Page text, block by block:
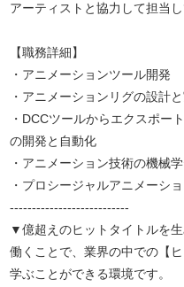
アーティストと協力して担当し
【職務詳細】
・アニメーションツール開発
・アニメーションリグの設計
・DCCツールからエクスポー
の開発と自動化
・アニメーション技術の機械
・プロシージャルアニメーシ
---------------------------
▼億超えのヒットタイトルを
働くことで、業界の中での【
学ぶことができる環境です。